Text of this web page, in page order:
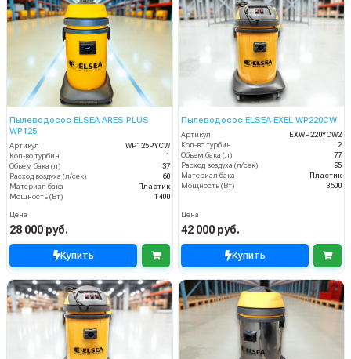
Пылеводосос ELSEA ARES PLUS
WP125
Артикул
WP125PYCW
Кол-во турбин
1
Объем бака (л)
37
Расход воздуха (л/сек)
60
Материал бака
Пластик
Мощность (Вт)
1400
Цена
28 000 руб.
Купить
Пылеводосос ELSEA EXEL WP220CW
Артикул
EXWP220YCW2
Кол-во турбин
2
Объем бака (л)
77
Расход воздуха (л/сек)
95
Материал бака
Пластик
Мощность (Вт)
3600
Цена
42 000 руб.
Купить